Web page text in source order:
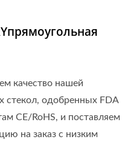
качество нашей
стекол, одобренных FDA
CE/RoHS, и поставляем
на заказ с низким